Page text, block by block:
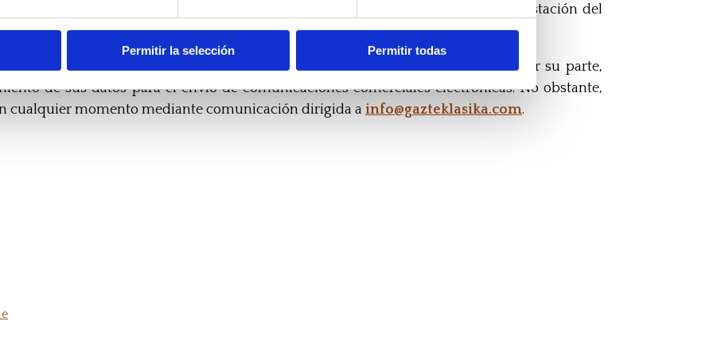
Permitir la selección Permitir todas
etc.) única y exclusivamente cuando sea necesario para la correcta prestación del
aceptación de estas condiciones sin recibir comunicación negativa expresa por su parte,
de sus datos para el envío de comunicaciones comerciales electrónicas. No obstante,
cualquier momento mediante comunicación dirigida a info@gazteklasika.com.